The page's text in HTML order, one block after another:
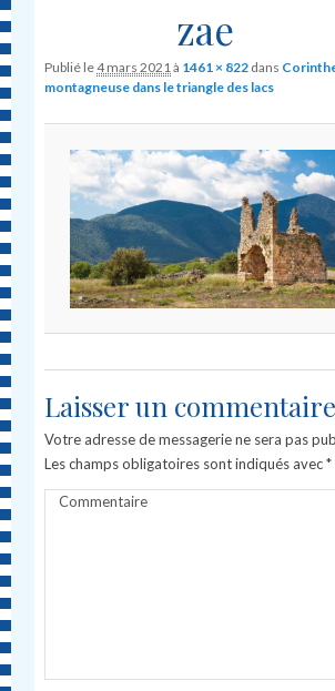
zae
Publié le4 mars 2021à 1461 × 822 dans
montagneuse dans le triangle des lacs
Laisser un commentaire
Votre adresse de messagerie ne sera pas
Les champs obligatoires sont indiqués avec*
Commentaire